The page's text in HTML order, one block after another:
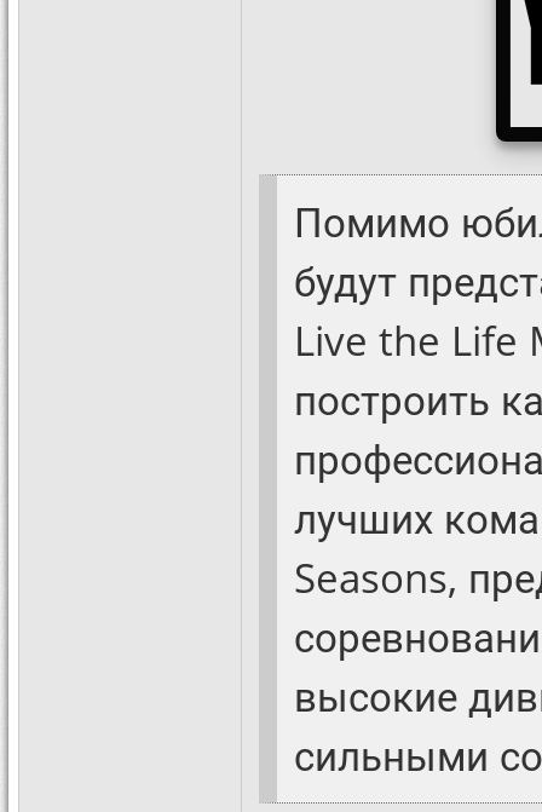
Помимо
будут
Live the Life
построить
лучших
Seasons,
высокие
сильными